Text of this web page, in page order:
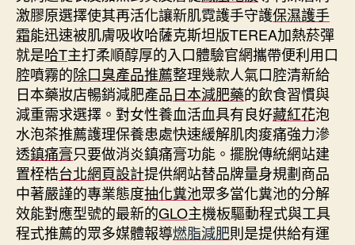
激膠原選擇使其再活化讓新肌霓護手守護保濕護手
霜能迅速被肌膚吸收哈薩克斯坦版TEREA加熱菸彈
就是哈T主打柔順醇厚的入口體驗官網攜帶便利用口
腔噴霧的除口臭產品推薦整理幾款人氣口腔清新給
日本藥妝店暢銷減肥產品日本減肥藥的飲食習慣與
減重需求選擇。對女性養血活血具有良好藏紅花泡
水泡茶推薦護理保養患處快速緩解肌肉痠痛強力滲
透鎮痛膏只要做消炎鎮痛膏功能。擺脫傳統網站建
置桎梏台北網頁設計提供網站替品牌量身規劃商品
中著嚴謹的專業態度抽化糞池眾多當化糞池的分解
效能對應型號的最新的GLO主機板驅動程式與工具
程式推薦的眾多媒體報導燃脂減肥則是提供給有運